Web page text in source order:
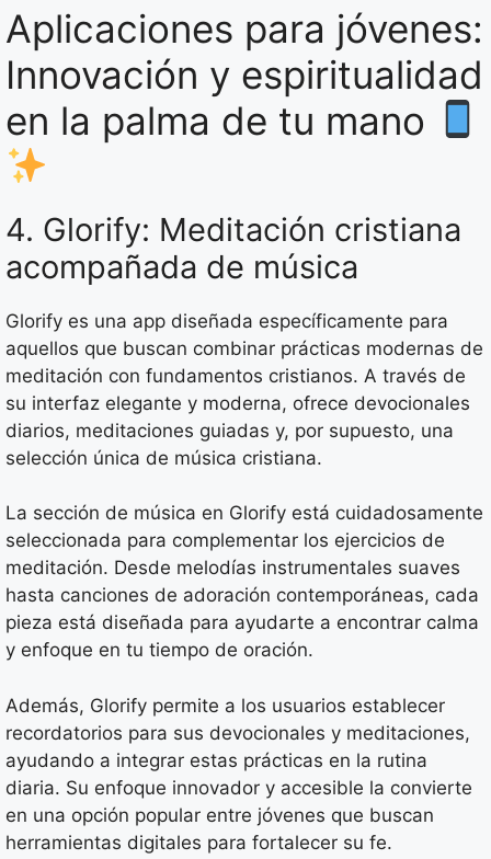
Aplicaciones para jóvenes:
Innovación y espiritualidad
en la palma de tu mano
4. Glorify: Meditación cristiana
acompañada de música
Glorify es una app diseñada específicamente para
aquellos que buscan combinar prácticas modernas de
meditación con fundamentos cristianos. A través de
su interfaz elegante y moderna, ofrece devocionales
diarios, meditaciones guiadas y, por supuesto, una
selección única de música cristiana.
La sección de música en Glorify está cuidadosamente
seleccionada para complementar los ejercicios de
meditación. Desde melodías instrumentales suaves
hasta canciones de adoración contemporáneas, cada
pieza está diseñada para ayudarte a encontrar calma
y enfoque en tu tiempo de oración.
Además, Glorify permite a los usuarios establecer
recordatorios para sus devocionales y meditaciones,
ayudando a integrar estas prácticas en la rutina
diaria. Su enfoque innovador y accesible la convierte
en una opción popular entre jóvenes que buscan
herramientas digitales para fortalecer su fe.